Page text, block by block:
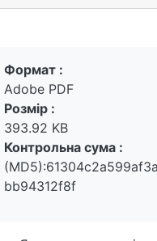
Формат :
Adobe PDF
Розмір :
393.92 KB
Контрольна сума :
bb94312f8f